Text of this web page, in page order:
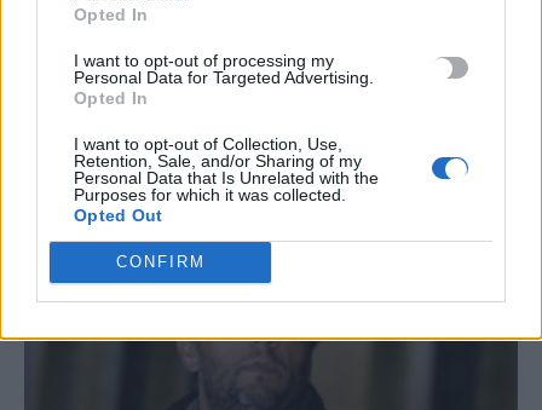
Opted In
I want to opt-out of processing my
Personal Data for Targeted Advertising.
Opted In
I want to opt-out of Collection, Use,
Retention, Sale, and/or Sharing of my
Personal Data that Is Unrelated with the
Purposes for which it was collected.
Opted Out
CONFIRM
ΦΩΤΙΑ #ΜΕΣΑΡΑ
ΣΧΕΤΙΚΆ ΆΡΘΡΑ